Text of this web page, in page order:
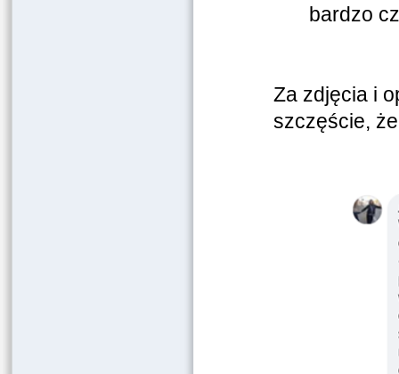
bardzo
Za zdjęcia i
szczęście,